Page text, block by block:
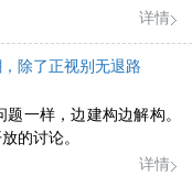
详情
除了正视别无退路
一样，边建构边解构。
的讨论。
详情